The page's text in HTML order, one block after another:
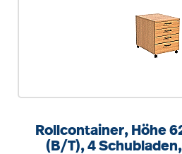
Rollcontainer, Höhe
(B/T), 4